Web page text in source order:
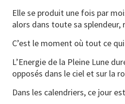
Elle se produit une fois par
alors dans toute sa
C’est le moment où tout ce
L’Energie de la Pleine Lune
opposés dans le ciel et sur la
Dans les calendriers, ce jour